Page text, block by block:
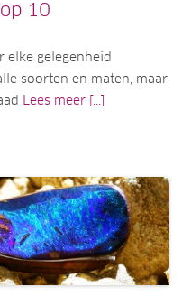
10
elke gelegenheid
soorten en maten, maar
Lees meer [...]